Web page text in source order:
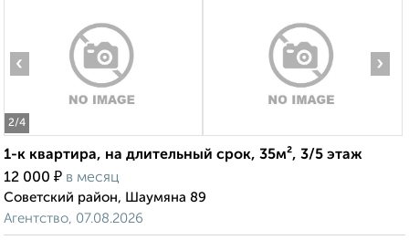
2/4
‹ ›
1-к квартира, на длительный срок, 35м², 3/5 этаж
12 000 ₽ в месяц
Советский район, Шаумяна 89
Агентство, 07.08.2026